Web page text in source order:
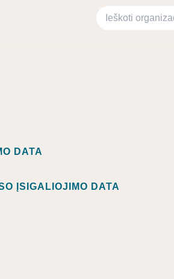
Ieškoti organizacijų
DATA
ĮSIGALIOJIMO DATA